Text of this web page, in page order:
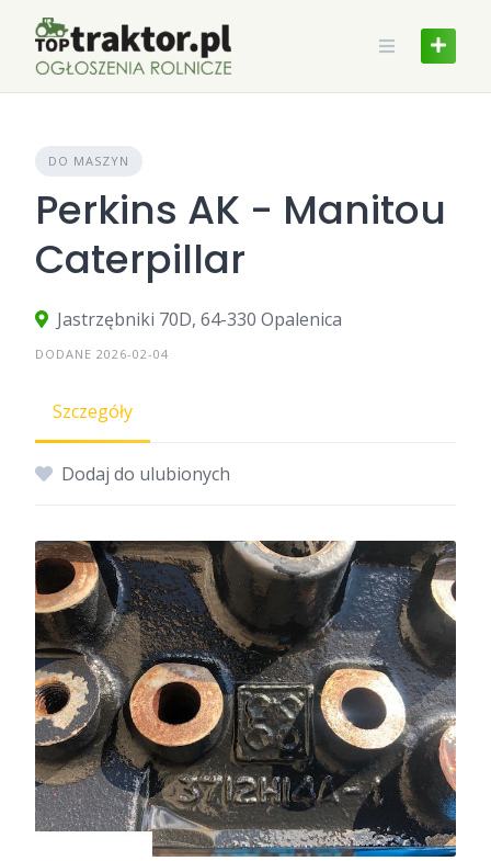
content
DO MASZYN
Perkins AK - Manitou
Caterpillar
Jastrzębniki 70D, 64-330 Opalenica
DODANE 2026-02-04
Szczegóły
Dodaj do ulubionych